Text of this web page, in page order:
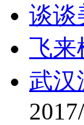
谈谈
飞来
武汉